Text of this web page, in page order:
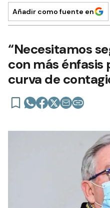
Añadir como fuente en
“Necesitamos
con más énfasis
curva de